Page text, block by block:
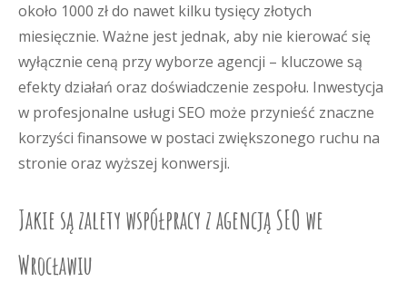
około 1000 zł do nawet kilku tysięcy złotych
miesięcznie. Ważne jest jednak, aby nie kierować się
wyłącznie ceną przy wyborze agencji – kluczowe są
efekty działań oraz doświadczenie zespołu. Inwestycja
w profesjonalne usługi SEO może przynieść znaczne
korzyści finansowe w postaci zwiększonego ruchu na
stronie oraz wyższej konwersji.
Jakie są zalety współpracy z agencją SEO we
Wrocławiu